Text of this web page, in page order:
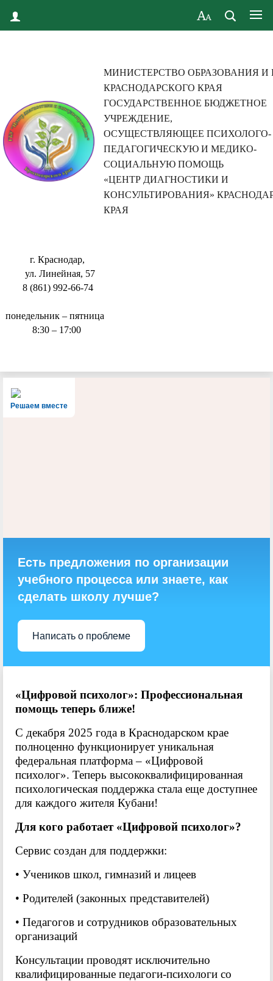
МИНИСТЕРСТВО ОБРАЗОВАНИЯ И
КРАСНОДАРСКОГО КРАЯ
ГОСУДАРСТВЕННОЕ БЮДЖЕТНОЕ
УЧРЕЖДЕНИЕ,
ОСУЩЕСТВЛЯЮЩЕЕ ПСИХОЛОГО-
ПЕДАГОГИЧЕСКУЮ И МЕДИКО-
СОЦИАЛЬНУЮ ПОМОЩЬ
«ЦЕНТР ДИАГНОСТИКИ И
КОНСУЛЬТИРОВАНИЯ»
КРАЯ
г. Краснодар,
ул. Линейная, 57
8 (861) 992-66-74
понедельник – пятница
8:30 – 17:00
Решаем вместе
Есть предложения по организации
учебного процесса или знаете, как
сделать школу лучше?
Написать о проблеме
«Цифровой психолог»: Профессиональная
помощь теперь ближе!
С декабря 2025 года в Краснодарском крае
полноценно функционирует уникальная
федеральная платформа – «Цифровой
психолог». Теперь высококвалифицированная
психологическая поддержка стала еще доступнее
для каждого жителя Кубани!
Для кого работает «Цифровой психолог»?
Сервис создан для поддержки:
• Учеников школ, гимназий и лицеев
• Родителей (законных представителей)
• Педагогов и сотрудников образовательных
организаций
Консультации проводят исключительно
квалифицированные педагоги-психологи со